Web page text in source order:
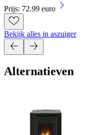
Prijs: 72.99 euro
Bekijk alles in aszuiger
Alternatieven